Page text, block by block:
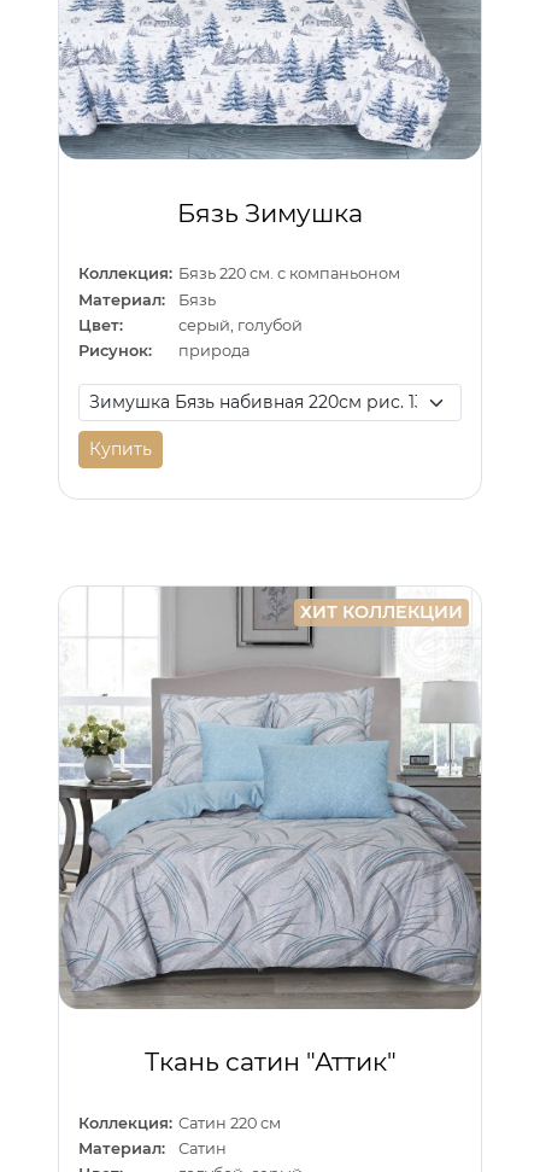
Бязь Зимушка
Коллекция: Бязь 220 см. с компаньоном
Материал:
Бязь
Цвет:
серый, голубой
Рисунок:
природа
Купить
ХИТ КОЛЛЕКЦИИ
Ткань сатин "Аттик"
Коллекция: Сатин 220 см
Материал:
Сатин